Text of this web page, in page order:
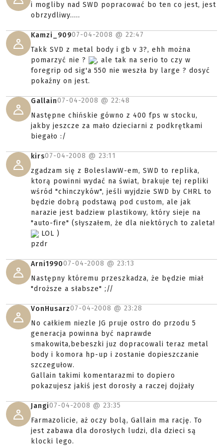
i mogliby nad SWD popracować bo ten co jest, jest
obrzydliwy.....
Kamzi_90907-04-2008 @ 22:47
Takk SVD z metal body i gb v 3?, ehh można
pomarzyć nie ?
, ale tak na serio to czy w
foregrip od sig'a 550 nie weszła by large ? dosyć
pokaźny on jest.
Gallain07-04-2008 @ 22:48
Następne chińskie gówno z 400 fps w stocku,
jakby jeszcze za mało dzieciarni z podkrętkami
biegało :/
kirs07-04-2008 @ 23:11
zgadzam się z BoleslawW-em, SWD to replika,
ktorą powinni wydać na świat, brakuje tej repliki
wśród "chinczyków", jeśli wyjdzie SWD by CHRL to
będzie dobrą podstawą pod custom, ale jak
narazie jest badziew plastikowy, który sieje na
"auto-fire" (słyszałem, że dla niektórych to zaleta!
LOL )
pzdr
Arni199007-04-2008 @ 23:13
Następny któremu przeszkadza, że będzie miał
"droższe a słabsze" ;//
VonHusarz07-04-2008 @ 23:28
No całkiem niezle JG pruje ostro do przodu 5
generacja powinna być naprawde
smakowita,bebeszki juz dopracowali teraz metal
body i komora hp-up i zostanie dopieszczanie
szczegułow.
Gallain takimi komentarazmi to dopiero
pokazujesz jakiś jest dorosły a raczej dojżały
Jangi07-04-2008 @ 23:35
Farmazolicie, aż oczy bolą, Gallain ma rację. To
jest zabawa dla dorosłych ludzi, dla dzieci są
klocki lego.